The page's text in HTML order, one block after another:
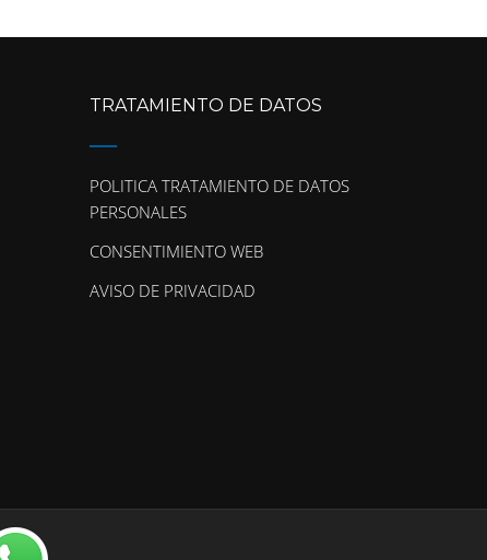
TRATAMIENTO DE DATOS
POLITICA TRATAMIENTO DE DATOS
PERSONALES
CONSENTIMIENTO WEB
AVISO DE PRIVACIDAD